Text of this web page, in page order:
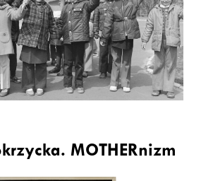
MOTHERnizm